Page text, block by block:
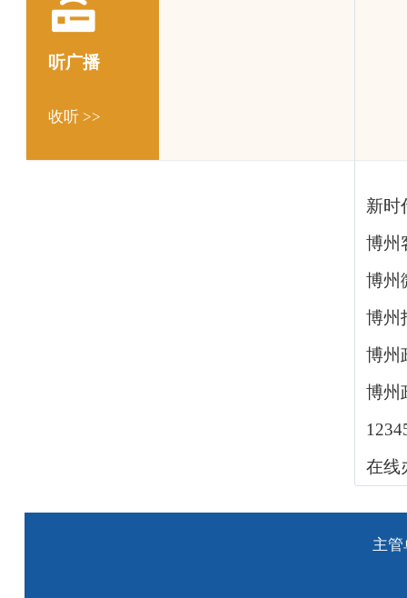
听广播
收听 >>
新时
博州
博州
博州
博州
博州
在线
主